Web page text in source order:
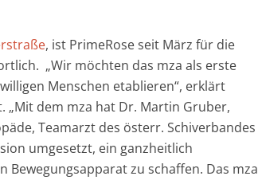
, ist PrimeRose seit März für die
„Wir möchten das mza als erste
Menschen etablieren“, erklärt
„Mit dem mza hat Dr. Martin Gruber,
Teamarzt des österr. Schiverbandes
umgesetzt, ein ganzheitlich
zu schaffen. Das mza